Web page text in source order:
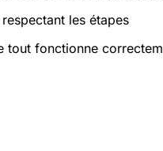
les étapes
tout fonctionne